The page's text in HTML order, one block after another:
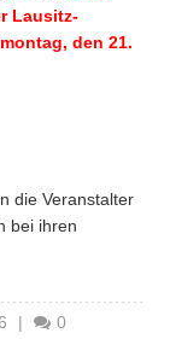
Lausitz-
den 21.
die Veranstalter
bei ihren
|
0